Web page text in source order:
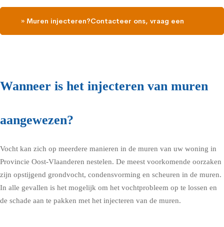
» Muren injecteren?Contacteer ons, vraag een
Wanneer is het injecteren van muren
aangewezen?
Vocht kan zich op meerdere manieren in de muren van uw woning in
Provincie Oost-Vlaanderen nestelen. De meest voorkomende oorzaken
zijn opstijgend grondvocht, condensvorming en scheuren in de muren.
In alle gevallen is het mogelijk om het vochtprobleem op te lossen en
de schade aan te pakken met het injecteren van de muren.